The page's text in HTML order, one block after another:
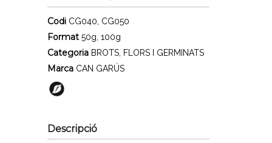
Codi CG040, CG050
Format50g, 100g
Categoria BROTS, FLORS I GERMINATS
Marca CAN GARÚS
Descripció